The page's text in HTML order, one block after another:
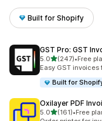
Built for Shopify
GST Pro: GST
5.0별 5개 중
(247)
총 리뷰 247개
•Free
Easy GST
Built for
Oxilayer PDF
5.0별 5개 중
(161)
총 리뷰 161개
•Free